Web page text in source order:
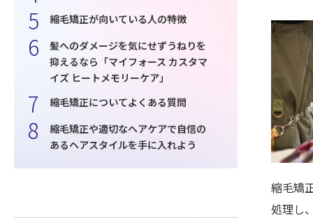
縮毛矯正が向いている人の特徴
髪へのダメージを気にせずうねりを
抑えるなら「マイフォース カスタマ
イズ ヒートメモリーケア」
縮毛矯正についてよくある質問
縮毛矯正や適切なヘアケアで自信の
あるヘアスタイルを手に入れよう
縮毛矯
処理し